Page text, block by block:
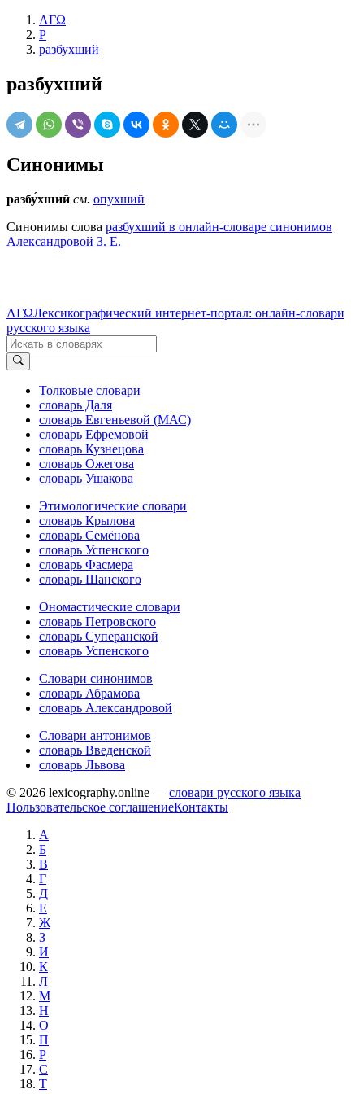
ΛΓΩ
Р
разбухший
разбухший
Синонимы
разбу́хший см. опухший
Синонимы слова разбухший в онлайн-словаре синонимов
Александровой З. Е.
ΛΓΩЛексикографический интернет-портал: онлайн-словари
русского языка
Толковые словари
словарь Даля
словарь Евгеньевой (МАС)
словарь Ефремовой
словарь Кузнецова
словарь Ожегова
словарь Ушакова
Этимологические словари
словарь Крылова
словарь Семёнова
словарь Успенского
словарь Фасмера
словарь Шанского
Ономастические словари
словарь Петровского
словарь Суперанской
словарь Успенского
Словари синонимов
словарь Абрамова
словарь Александровой
Словари антонимов
словарь Введенской
словарь Львова
© 2026 lexicography.online — словари русского языка
Пользовательское соглашениеКонтакты
А
Б
В
Г
Д
Е
Ж
З
И
К
Л
М
Н
О
П
Р
С
Т